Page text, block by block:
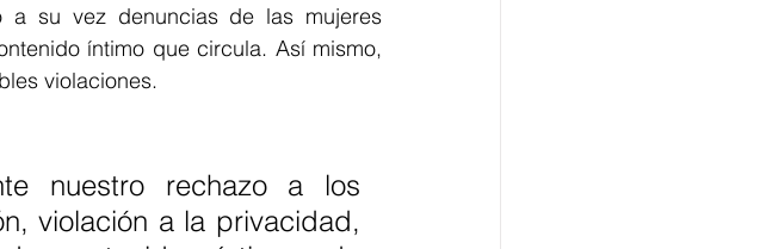
a su vez denuncias de las mujeres
íntimo que circula. Así mismo,
violaciones.
nuestro rechazo a los
violación a la privacidad,